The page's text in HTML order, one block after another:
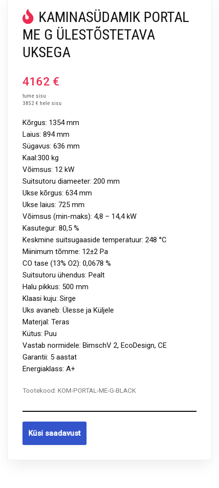
KAMINASÜDAMIK PORTAL
ME G ÜLESTÕSTETAVA
UKSEGA
4162 €
tume sisu
3852 € hele sisu
Kõrgus: 1354 mm
Laius: 894 mm
Sügavus: 636 mm
Kaal:300 kg
Võimsus: 12 kW
Suitsutoru diameeter: 200 mm
Ukse kõrgus: 634 mm
Ukse laius: 725 mm
Võimsus (min-maks): 4,8 – 14,4 kW
Kasutegur: 80,5 %
Keskmine suitsugaaside temperatuur: 248 °C
Miinimum tõmme: 12±2 Pa
CO tase (13% O2): 0,0678 %
Suitsutoru ühendus: Pealt
Halu pikkus: 500 mm
Klaasi kuju: Sirge
Uks avaneb: Ülesse ja Küljele
Materjal: Teras
Kütus: Puu
Vastab normidele: BimschV 2, EcoDesign, CE
Garantii: 5 aastat
Energiaklass: A+
Tootekood: KOM-PORTAL-ME-G-BLACK
Küsi saadavust